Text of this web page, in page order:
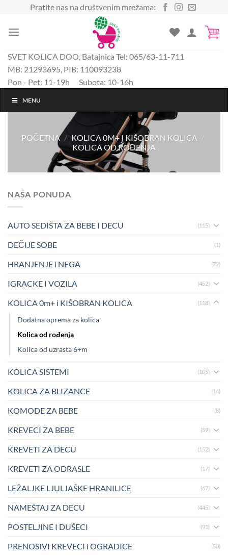
sadržaj
Pratite nas na društvenim mrežama:
SVET KOLICA DOO, Batajnica Tel: 065/63-11-711
MB: 21293695, PIB: 110093238
Pon - Pet: 11-19h Subota: 10-16h
MENU
POČETNA / KOLICA 0M+ I KIŠOBRAN KOLICA /
KOLICA OD ROĐENJA
NAŠA PONUDA
AUTO SEDIŠTA ZA BEBE I DECU (115)
DEČIJE SOBE (1)
HRANJENJE i NEGA (72)
IGRACKE I VOZILA (452)
KOLICA 0m+ i KIŠOBRAN KOLICA (118)
Dodatna oprema za kolica
Kolica od rođenja
Kolica od uzrasta 6+m
KOLICA SISTEMI (105)
KOLICA ZA BLIZANCE (14)
KOMODE ZA BEBE (8)
KREVECI ZA BEBE (59)
KREVETI ZA DECU (152)
KREVETI ZA ODRASLE (17)
LEŽALJKE LJULJAŠKE HRANILICE (67)
NAMEŠTAJ ZA DECU (445)
POSTELJINE I DUŠECI (91)
PRENOSIVI KREVECI i OGRADICE (50)